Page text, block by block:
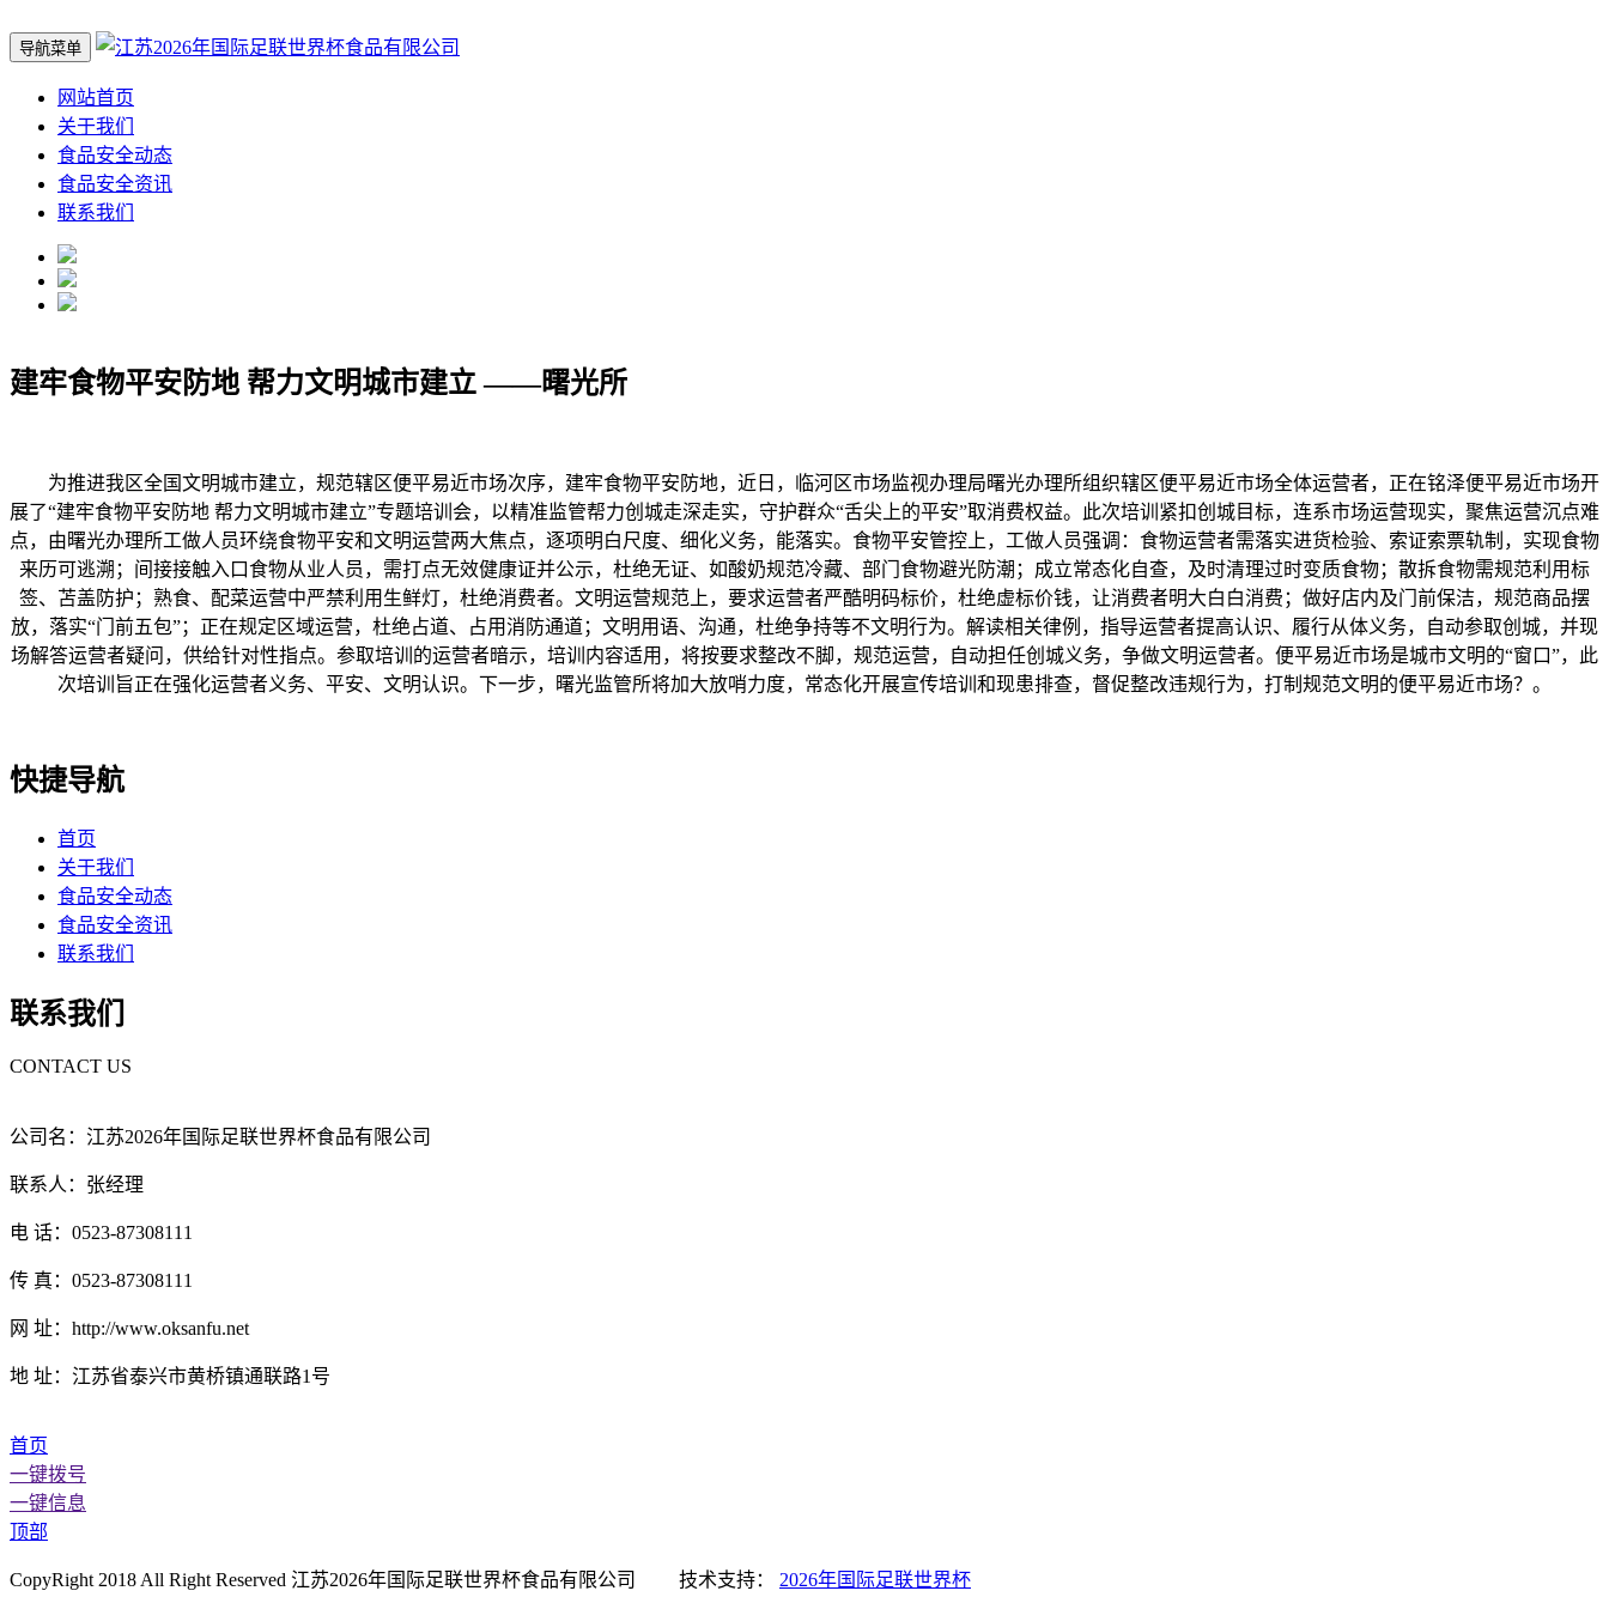
导航菜单
网站首页
关于我们
食品安全动态
食品安全资讯
联系我们
建牢食物平安防地 帮力文明城市建立 ——曙光所
为推进我区全国文明城市建立，规范辖区便平易近市场次序，建牢食物平安防地，近日，临河区市场监视办理局曙光办理所组织辖区便平易近市场全体运营者，正在铭泽便平易近市场开
展了“建牢食物平安防地 帮力文明城市建立”专题培训会，以精准监管帮力创城走深走实，守护群众“舌尖上的平安”取消费权益。此次培训紧扣创城目标，连系市场运营现实，聚焦运营沉点难
点，由曙光办理所工做人员环绕食物平安和文明运营两大焦点，逐项明白尺度、细化义务，能落实。食物平安管控上，工做人员强调：食物运营者需落实进货检验、索证索票轨制，实现食物
来历可逃溯；间接接触入口食物从业人员，需打点无效健康证并公示，杜绝无证、如酸奶规范冷藏、部门食物避光防潮；成立常态化自查，及时清理过时变质食物；散拆食物需规范利用标
签、苫盖防护；熟食、配菜运营中严禁利用生鲜灯，杜绝消费者。文明运营规范上，要求运营者严酷明码标价，杜绝虚标价钱，让消费者明大白白消费；做好店内及门前保洁，规范商品摆
放，落实“门前五包”；正在规定区域运营，杜绝占道、占用消防通道；文明用语、沟通，杜绝争持等不文明行为。解读相关律例，指导运营者提高认识、履行从体义务，自动参取创城，并现
场解答运营者疑问，供给针对性指点。参取培训的运营者暗示，培训内容适用，将按要求整改不脚，规范运营，自动担任创城义务，争做文明运营者。便平易近市场是城市文明的“窗口”，此
次培训旨正在强化运营者义务、平安、文明认识。下一步，曙光监管所将加大放哨力度，常态化开展宣传培训和现患排查，督促整改违规行为，打制规范文明的便平易近市场？。
快捷导航
首页
关于我们
食品安全动态
食品安全资讯
联系我们
联系我们
CONTACT US
公司名：江苏2026年国际足联世界杯食品有限公司
联系人：张经理
电 话：0523-87308111
传 真：0523-87308111
网 址：http://www.oksanfu.net
地 址：江苏省泰兴市黄桥镇通联路1号
首页
一键拨号
一键信息
顶部
CopyRight 2018 All Right Reserved 江苏2026年国际足联世界杯食品有限公司 技术支持： 2026年国际足联世界杯